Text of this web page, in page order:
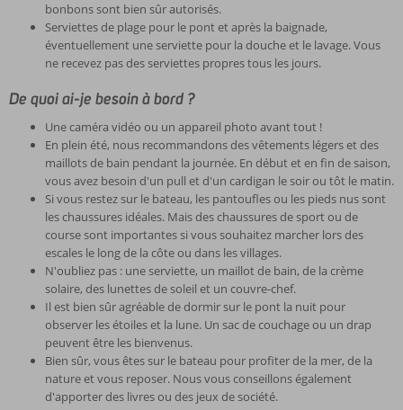
bonbons sont bien sûr autorisés.
Serviettes de plage pour le pont et après la baignade,
éventuellement une serviette pour la douche et le lavage. Vous
ne recevez pas des serviettes propres tous les jours.
De quoi ai-je besoin à bord ?
Une caméra vidéo ou un appareil photo avant tout !
En plein été, nous recommandons des vêtements légers et des
maillots de bain pendant la journée. En début et en fin de saison,
vous avez besoin d'un pull et d'un cardigan le soir ou tôt le matin.
Si vous restez sur le bateau, les pantoufles ou les pieds nus sont
les chaussures idéales. Mais des chaussures de sport ou de
course sont importantes si vous souhaitez marcher lors des
escales le long de la côte ou dans les villages.
N'oubliez pas : une serviette, un maillot de bain, de la crème
solaire, des lunettes de soleil et un couvre-chef.
Il est bien sûr agréable de dormir sur le pont la nuit pour
observer les étoiles et la lune. Un sac de couchage ou un drap
peuvent être les bienvenus.
Bien sûr, vous êtes sur le bateau pour profiter de la mer, de la
nature et vous reposer. Nous vous conseillons également
d'apporter des livres ou des jeux de société.